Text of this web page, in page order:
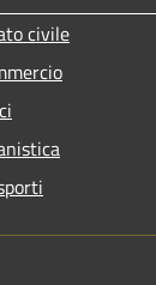
civile